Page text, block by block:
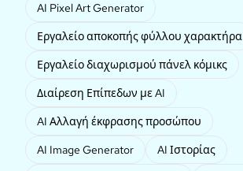
AI Pixel Art Generator
Εργαλείο αποκοπής φύλλου χαρακτήρα
Εργαλείο διαχωρισμού πάνελ κόμικς
Διαίρεση Επίπεδων με AI
AI Αλλαγή έκφρασης προσώπου
AI Image Generator
AI Ιστορίας